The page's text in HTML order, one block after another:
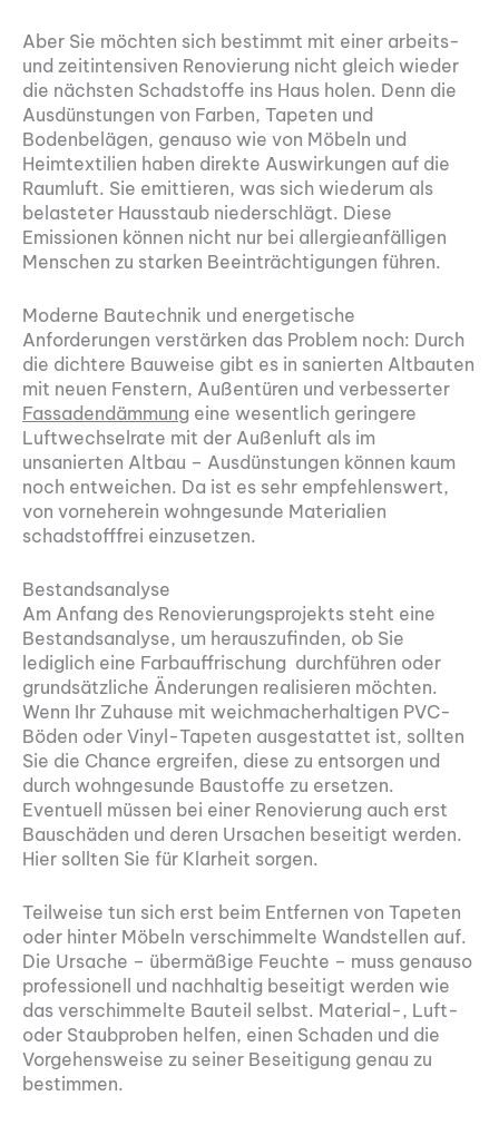
Aber Sie möchten sich bestimmt mit einer arbeits-
und zeitintensiven Renovierung nicht gleich wieder
die nächsten Schadstoffe ins Haus holen. Denn die
Ausdünstungen von Farben, Tapeten und
Bodenbelägen, genauso wie von Möbeln und
Heimtextilien haben direkte Auswirkungen auf die
Raumluft. Sie emittieren, was sich wiederum als
belasteter Hausstaub niederschlägt. Diese
Emissionen können nicht nur bei allergieanfälligen
Menschen zu starken Beeinträchtigungen führen.
Moderne Bautechnik und energetische
Anforderungen verstärken das Problem noch: Durch
die dichtere Bauweise gibt es in sanierten Altbauten
mit neuen Fenstern, Außentüren und verbesserter
Fassadendämmung eine wesentlich geringere
Luftwechselrate mit der Außenluft als im
unsanierten Altbau – Ausdünstungen können kaum
noch entweichen. Da ist es sehr empfehlenswert,
von vorneherein wohngesunde Materialien
schadstofffrei einzusetzen.
Bestandsanalyse
Am Anfang des Renovierungsprojekts steht eine
Bestandsanalyse, um herauszufinden, ob Sie
lediglich eine Farbauffrischung durchführen oder
grundsätzliche Änderungen realisieren möchten.
Wenn Ihr Zuhause mit weichmacherhaltigen PVC-
Böden oder Vinyl-Tapeten ausgestattet ist, sollten
Sie die Chance ergreifen, diese zu entsorgen und
durch wohngesunde Baustoffe zu ersetzen.
Eventuell müssen bei einer Renovierung auch erst
Bauschäden und deren Ursachen beseitigt werden.
Hier sollten Sie für Klarheit sorgen.
Teilweise tun sich erst beim Entfernen von Tapeten
oder hinter Möbeln verschimmelte Wandstellen auf.
Die Ursache – übermäßige Feuchte – muss genauso
professionell und nachhaltig beseitigt werden wie
das verschimmelte Bauteil selbst. Material-, Luft-
oder Staubproben helfen, einen Schaden und die
Vorgehensweise zu seiner Beseitigung genau zu
bestimmen.